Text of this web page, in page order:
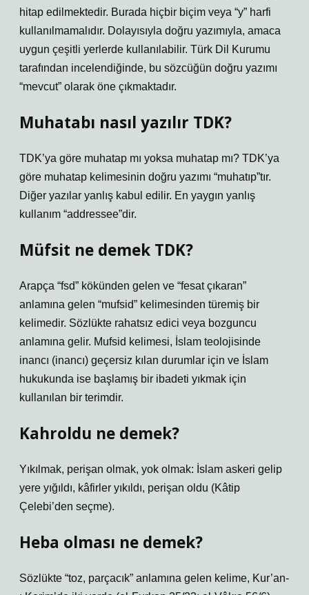
hitap edilmektedir. Burada hiçbir biçim veya “y” harfi
kullanılmamalıdır. Dolayısıyla doğru yazımıyla, amaca
uygun çeşitli yerlerde kullanılabilir. Türk Dil Kurumu
tarafından incelendiğinde, bu sözcüğün doğru yazımı
“mevcut” olarak öne çıkmaktadır.
Muhatabı nasıl yazılır TDK?
TDK’ya göre muhatap mı yoksa muhatap mı? TDK’ya
göre muhatap kelimesinin doğru yazımı “muhatıp”tır.
Diğer yazılar yanlış kabul edilir. En yaygın yanlış
kullanım “addressee”dir.
Müfsit ne demek TDK?
Arapça “fsd” kökünden gelen ve “fesat çıkaran”
anlamına gelen “mufsid” kelimesinden türemiş bir
kelimedir. Sözlükte rahatsız edici veya bozguncu
anlamına gelir. Mufsid kelimesi, İslam teolojisinde
inancı (inancı) geçersiz kılan durumlar için ve İslam
hukukunda ise başlamış bir ibadeti yıkmak için
kullanılan bir terimdir.
Kahroldu ne demek?
Yıkılmak, perişan olmak, yok olmak: İslam askeri gelip
yere yığıldı, kâfirler yıkıldı, perişan oldu (Kâtip
Çelebi’den seçme).
Heba olması ne demek?
Sözlükte “toz, parçacık” anlamına gelen kelime, Kur’an-